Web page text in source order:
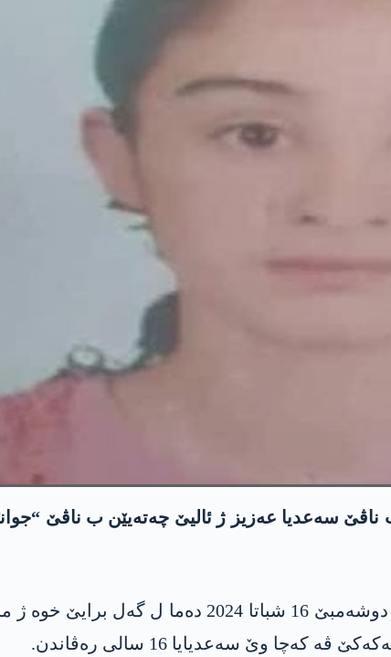
یێ رۆژئاڤایێ کوردستانێ زارۆکا 16 سالی یا ب ناڤێ سەعدیا عەزیز ژ
دایکا زارۆکا رەڤاندی د ھەڤدیتنەکا تەلەفزیۆنی دە راگھاند
وێ سەعدیایا 16 سالی رەڤاندن.